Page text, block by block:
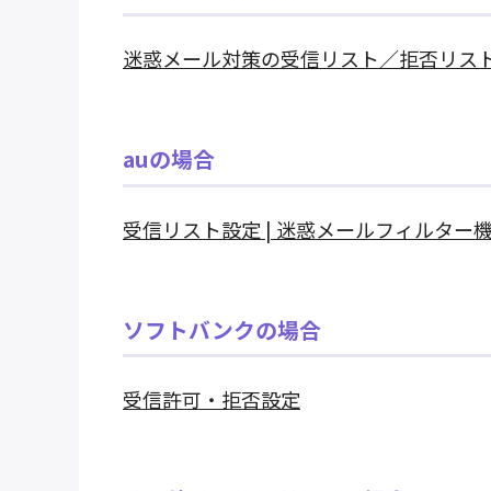
迷惑メール対策の受信リスト／拒否リス
auの場合
受信リスト設定 | 迷惑メールフィルター
ソフトバンクの場合
受信許可・拒否設定